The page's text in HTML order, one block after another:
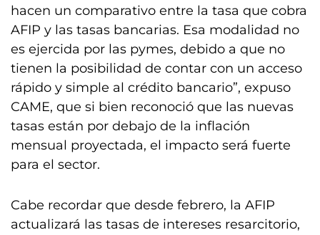
hacen un comparativo entre la tasa que cobra
AFIP y las tasas bancarias. Esa modalidad no
es ejercida por las pymes, debido a que no
tienen la posibilidad de contar con un acceso
rápido y simple al crédito bancario”, expuso
CAME, que si bien reconoció que las nuevas
tasas están por debajo de la inflación
mensual proyectada, el impacto será fuerte
para el sector.
Cabe recordar que desde febrero, la AFIP
actualizará las tasas de intereses resarcitorio,